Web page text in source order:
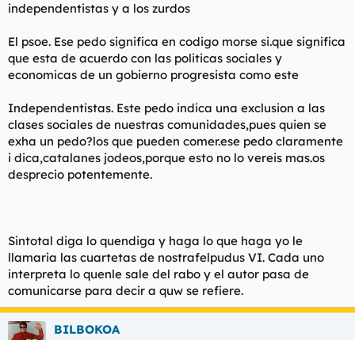
independentistas y a los zurdos
El psoe. Ese pedo significa en codigo morse si.que significa
que esta de acuerdo con las politicas sociales y
economicas de un gobierno progresista como este
Independentistas. Este pedo indica una exclusion a las
clases sociales de nuestras comunidades,pues quien se
exha un pedo?los que pueden comer.ese pedo claramente
i dica,catalanes jodeos,porque esto no lo vereis mas.os
desprecio potentemente.
Sintotal diga lo quendiga y haga lo que haga yo le
llamaria las cuartetas de nostrafelpudus VI. Cada uno
interpreta lo quenle sale del rabo y el autor pasa de
comunicarse para decir a quw se refiere.
BILBOKOA